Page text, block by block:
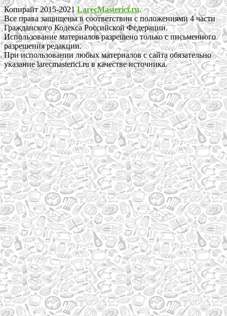
Копирайт 2015-2021LarecMasterici.ru.
Все права защищены в соответствии с положениями 4 части
Гражданского Кодекса Российской Федерации.
Использование материалов разрешено только с письменного
разрешения редакции.
При использовании любых материалов с сайта обязательно
указание larecmasterici.ru в качестве источника.